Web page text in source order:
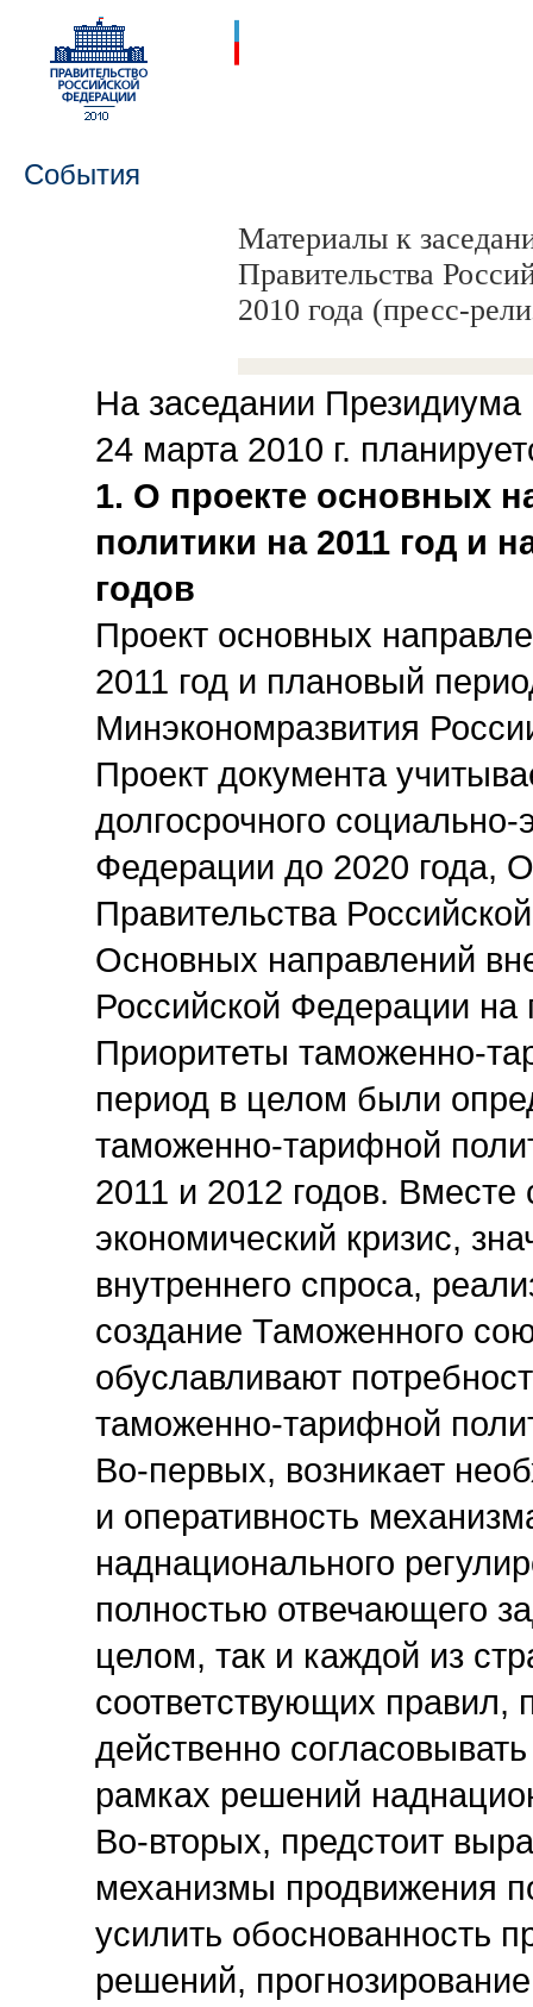
События
Материалы к
Правительства
2010 года (пресс-
На заседании
24 марта 2010 г.
1. О проекте основных
политики на 2011 год и
годов
Проект основных
2011 год и плановый
Минэкономразвития
Проект документа
долгосрочного
Федерации до 2020 года,
Правительства
Основных направлений
Российской Федерации на
Приоритеты таможенно-
период в целом были
таможенно-тарифной
2011 и 2012 годов.
экономический кризис,
внутреннего спроса,
создание Таможенного
обуславливают
таможенно-тарифной
Во-первых, возникает
и оперативность
наднационального
полностью отвечающего
целом, так и каждой из
соответствующих правил,
действенно
рамках решений
Во-вторых, предстоит
механизмы продвижения
усилить обоснованность
решений,